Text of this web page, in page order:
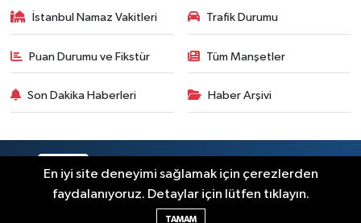
İstanbul Namaz Vakitleri Trafik Durumu
Puan Durumu ve Fikstür Tüm Manşetler
Son Dakika Haberleri Haber Arşivi
RSS Copyright © 2026. Her hakkı saklıdır.
Haber Yazılımı:
En iyi site deneyimi sağlamak için çerezlerden
faydalanıyoruz. Detaylar için lütfen tıklayın.
TAMAM